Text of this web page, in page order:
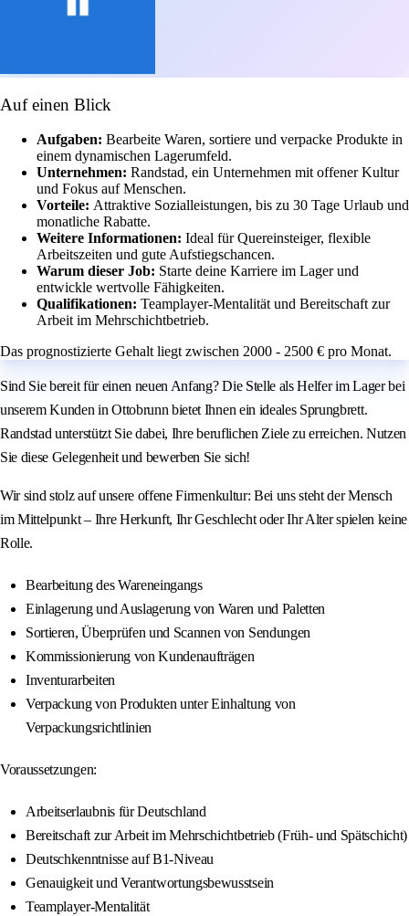
Auf einen Blick
Aufgaben: Bearbeite Waren, sortiere und verpacke Produkte in
einem dynamischen Lagerumfeld.
Unternehmen: Randstad, ein Unternehmen mit offener Kultur
und Fokus auf Menschen.
Vorteile: Attraktive Sozialleistungen, bis zu 30 Tage Urlaub und
monatliche Rabatte.
Weitere Informationen: Ideal für Quereinsteiger, flexible
Arbeitszeiten und gute Aufstiegschancen.
Warum dieser Job: Starte deine Karriere im Lager und
entwickle wertvolle Fähigkeiten.
Qualifikationen: Teamplayer-Mentalität und Bereitschaft zur
Arbeit im Mehrschichtbetrieb.
Das prognostizierte Gehalt liegt zwischen 2000 - 2500 € pro Monat.
Sind Sie bereit für einen neuen Anfang? Die Stelle als Helfer im Lager bei
unserem Kunden in Ottobrunn bietet Ihnen ein ideales Sprungbrett.
Randstad unterstützt Sie dabei, Ihre beruflichen Ziele zu erreichen. Nutzen
Sie diese Gelegenheit und bewerben Sie sich!
Wir sind stolz auf unsere offene Firmenkultur: Bei uns steht der Mensch
im Mittelpunkt – Ihre Herkunft, Ihr Geschlecht oder Ihr Alter spielen keine
Rolle.
Bearbeitung des Wareneingangs
Einlagerung und Auslagerung von Waren und Paletten
Sortieren, Überprüfen und Scannen von Sendungen
Kommissionierung von Kundenaufträgen
Inventurarbeiten
Verpackung von Produkten unter Einhaltung von
Verpackungsrichtlinien
Voraussetzungen:
Arbeitserlaubnis für Deutschland
Bereitschaft zur Arbeit im Mehrschichtbetrieb (Früh- und Spätschicht)
Deutschkenntnisse auf B1-Niveau
Genauigkeit und Verantwortungsbewusstsein
Teamplayer-Mentalität